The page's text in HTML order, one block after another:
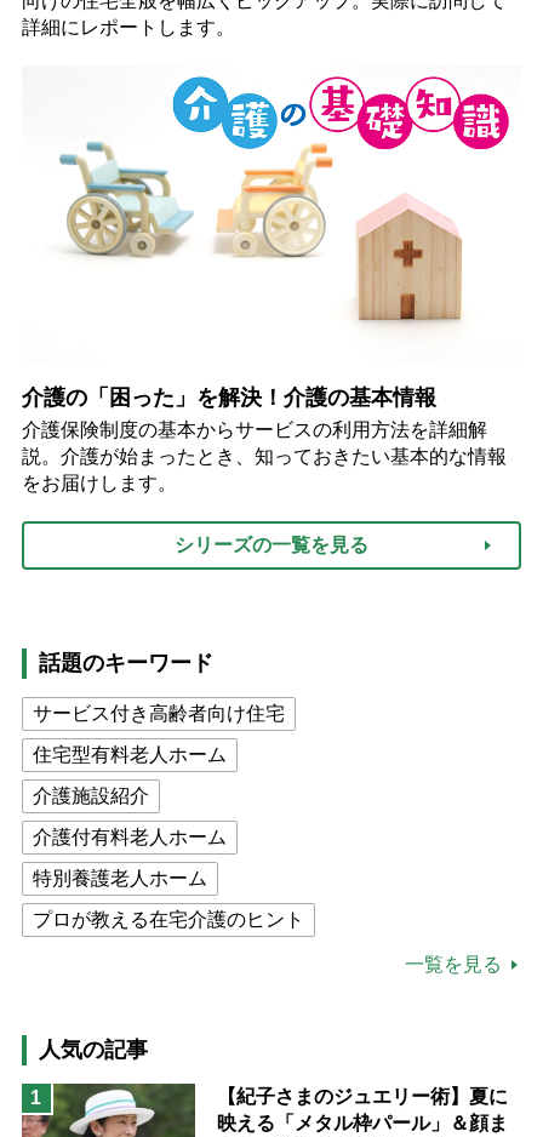
詳細にレポートします。
介護の「困った」を解決！介護の基本情報
介護保険制度の基本からサービスの利用方法を詳細解
説。介護が始まったとき、知っておきたい基本的な情報
をお届けします。
シリーズの一覧を見る
話題のキーワード
サービス付き高齢者向け住宅
住宅型有料老人ホーム
介護施設紹介
介護付有料老人ホーム
特別養護老人ホーム
プロが教える在宅介護のヒント
猫が母になつきません
息子の遠距離介護サバイバル術
兄がボケました
便利なサービス
一覧を見る
人気の記事
1
【紀子さまのジュエリー術】夏に
映える「メタル枠パール」＆顔ま